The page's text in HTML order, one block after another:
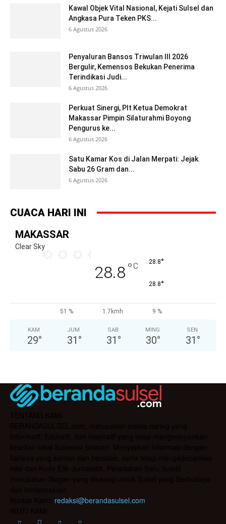
Kawal Objek Vital Nasional, Kejati Sulsel dan
Angkasa Pura Teken PKS...
6 Agustus 2026
Penyaluran Bansos Triwulan III 2026
Bergulir, Kemensos Bekukan Penerima
Terindikasi Judi...
6 Agustus 2026
Perkuat Sinergi, Plt Ketua Demokrat
Makassar Pimpin Silaturahmi Boyong
Pengurus ke...
6 Agustus 2026
Satu Kamar Kos di Jalan Merpati: Jejak
Sabu 26 Gram dan...
6 Agustus 2026
CUACA HARI INI
MAKASSAR
Clear Sky
28.8°C 28.8°
28.8°
51 % 1.7kmh 9 %
KAM
29°
JUM
31 °
SAB
31 °
MING
30°
SEN
31 °
redaksi@berandasulsel.com